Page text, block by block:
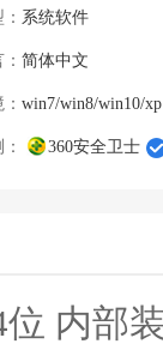
系统软件
简体中文
win7/win8/win10/xp
360安全卫士
内部